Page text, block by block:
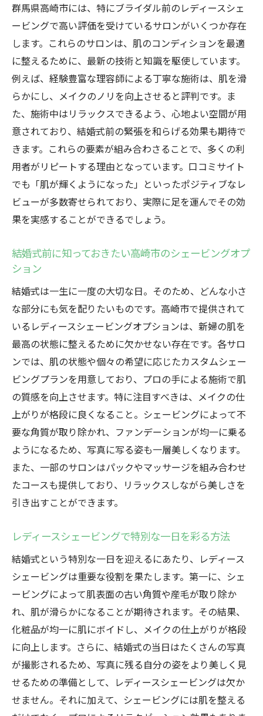
高崎市でのレディースシェービング体験記
結婚式前に輝く肌を手に入れるレディースシェ
ービングの魅力
レディースシェービングで叶える輝く肌の
秘密
結婚式前の肌準備に欠かせないシェービン
グの利点
レディースシェービングで得られる肌の透
明感
高崎市で理想の肌を手に入れる！おすすめ
シェービング
輝く肌のためのレディースシェービングと
プロの技術で肌を整える高崎市のブライダルシ
ェービング
高崎市で受けるプロのブライダルシェービ
ングの技術
専門家が教えるシェービング効果を最大化
する方法
結婚式前に知っておきたいプロのシェービ
ング技術
高崎市のサロンで受けるブライダルシェー
ビングの特徴
プロの手によるレディースシェービングの
魅力
のおすすめ
レディースシェービングで結婚式の写真をより
美しく
結婚式の写真映えを狙う！シェービングの
効果
レディースシェービングで最高の写真を残
す秘訣
特別な瞬間をより美しく演出するシェービ
ング
群馬県高崎市には、特にブライダル前のレディースシェ
ービングで高い評価を受けているサロンがいくつか存在
します。これらのサロンは、肌のコンディションを最適
に整えるために、最新の技術と知識を駆使しています。
例えば、経験豊富な理容師による丁寧な施術は、肌を滑
らかにし、メイクのノリを向上させると評判です。ま
た、施術中はリラックスできるよう、心地よい空間が用
意されており、結婚式前の緊張を和らげる効果も期待で
きます。これらの要素が組み合わさることで、多くの利
用者がリピートする理由となっています。口コミサイト
でも「肌が輝くようになった」といったポジティブなレ
ビューが多数寄せられており、実際に足を運んでその効
果を実感することができるでしょう。
結婚式前に知っておきたい高崎市のシェービングオプ
ション
結婚式は一生に一度の大切な日。そのため、どんな小さ
な部分にも気を配りたいものです。高崎市で提供されて
いるレディースシェービングオプションは、新婦の肌を
最高の状態に整えるために欠かせない存在です。各サロ
ンでは、肌の状態や個々の希望に応じたカスタムシェー
ビングプランを用意しており、プロの手による施術で肌
の質感を向上させます。特に注目すべきは、メイクの仕
上がりが格段に良くなること。シェービングによって不
要な角質が取り除かれ、ファンデーションが均一に乗る
ようになるため、写真に写る姿も一層美しくなります。
また、一部のサロンはパックやマッサージを組み合わせ
たコースも提供しており、リラックスしながら美しさを
引き出すことができます。
レディースシェービングで特別な一日を彩る方法
結婚式という特別な一日を迎えるにあたり、レディース
シェービングは重要な役割を果たします。第一に、シェ
ービングによって肌表面の古い角質や産毛が取り除か
れ、肌が滑らかになることが期待されます。その結果、
化粧品が均一に肌にボイドし、メイクの仕上がりが格段
に向上します。さらに、結婚式の当日はたくさんの写真
が撮影されるため、写真に残る自分の姿をより美しく見
せるための準備として、レディースシェービングは欠か
せません。それに加えて、シェービングには肌を整える